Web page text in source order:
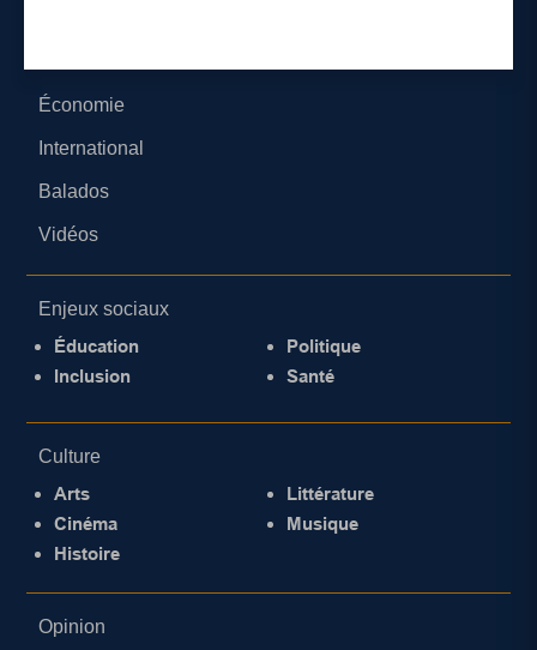
Économie
International
Balados
Vidéos
Enjeux sociaux
Éducation
Inclusion
Politique
Santé
Culture
Arts
Cinéma
Histoire
Littérature
Musique
Opinion